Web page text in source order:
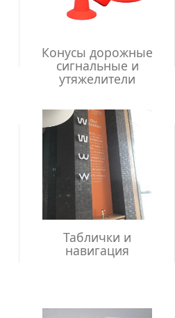
Конусы дорожные
сигнальные и
утяжелители
Таблички и
навигация